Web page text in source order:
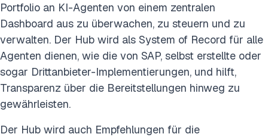
Portfolio an KI-Agenten von einem zentralen
Dashboard aus zu überwachen, zu steuern und zu
verwalten. Der Hub wird als System of Record für alle
Agenten dienen, wie die von SAP, selbst erstellte oder
sogar Drittanbieter-Implementierungen, und hilft,
Transparenz über die Bereitstellungen hinweg zu
gewährleisten.
Der Hub wird auch Empfehlungen für die